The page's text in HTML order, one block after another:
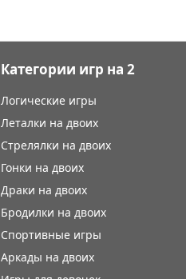
Категории игр на 2
Логические игры
Леталки на двоих
Стрелялки на двоих
Гонки на двоих
Драки на двоих
Бродилки на двоих
Спортивные игры
Аркады на двоих